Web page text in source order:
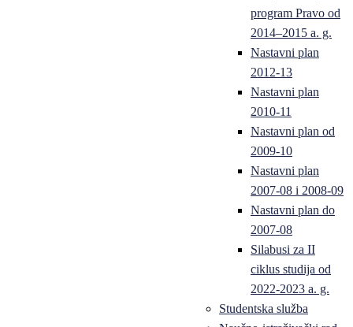
program Pravo od
2014–2015 a. g.
Nastavni plan
2012-13
Nastavni plan
2010-11
Nastavni plan od
2009-10
Nastavni plan
2007-08 i 2008-09
Nastavni plan do
2007-08
Silabusi za II
ciklus studija od
2022-2023 a. g.
Studentska služba